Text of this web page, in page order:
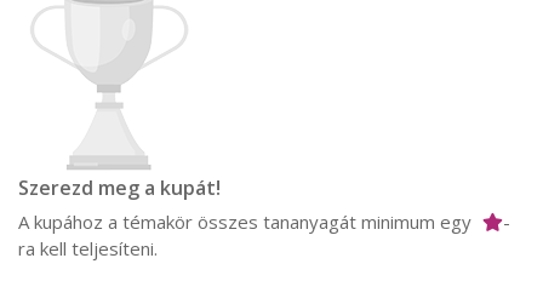
Szerezd meg a kupát!
A kupához a témakör összes tananyagát minimum egy
-
ra kell teljesíteni.